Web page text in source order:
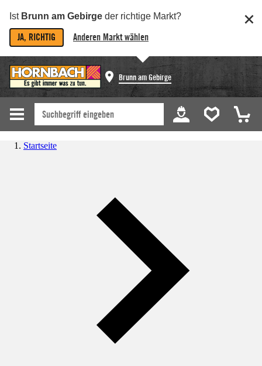
Ist Brunn am Gebirge der richtige Markt?
JA, RICHTIG Anderen Markt wählen
Brunn am Gebirge
Startseite